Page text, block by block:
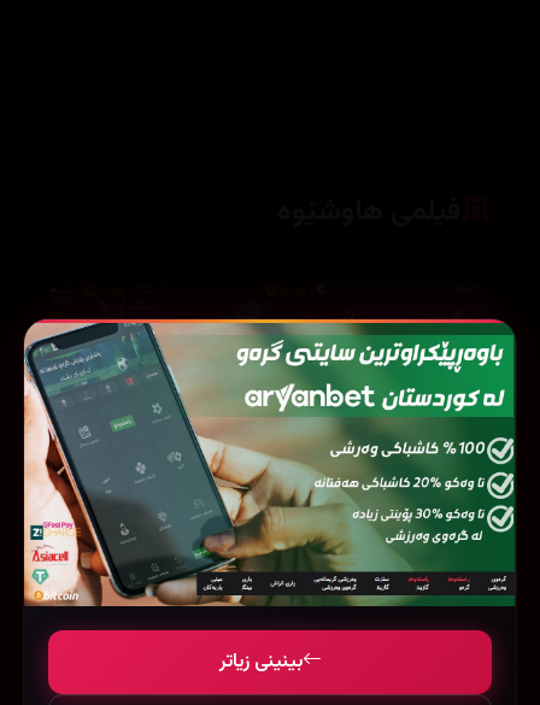
Fallen Leaves (2023)
75461
Frenzy (2018)
60899
34185
بینینی زیاتر